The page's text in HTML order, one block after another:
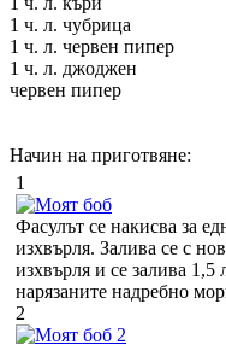
1 ч. л. чубрица
1 ч. л. червен пипер
1 ч. л. джоджен
червен пипер
Начин на приготвяне:
1
Фасулът се накисва за
изхвърля. Залива се с
изхвърля и се залива 1,5
нарязаните надребно
2